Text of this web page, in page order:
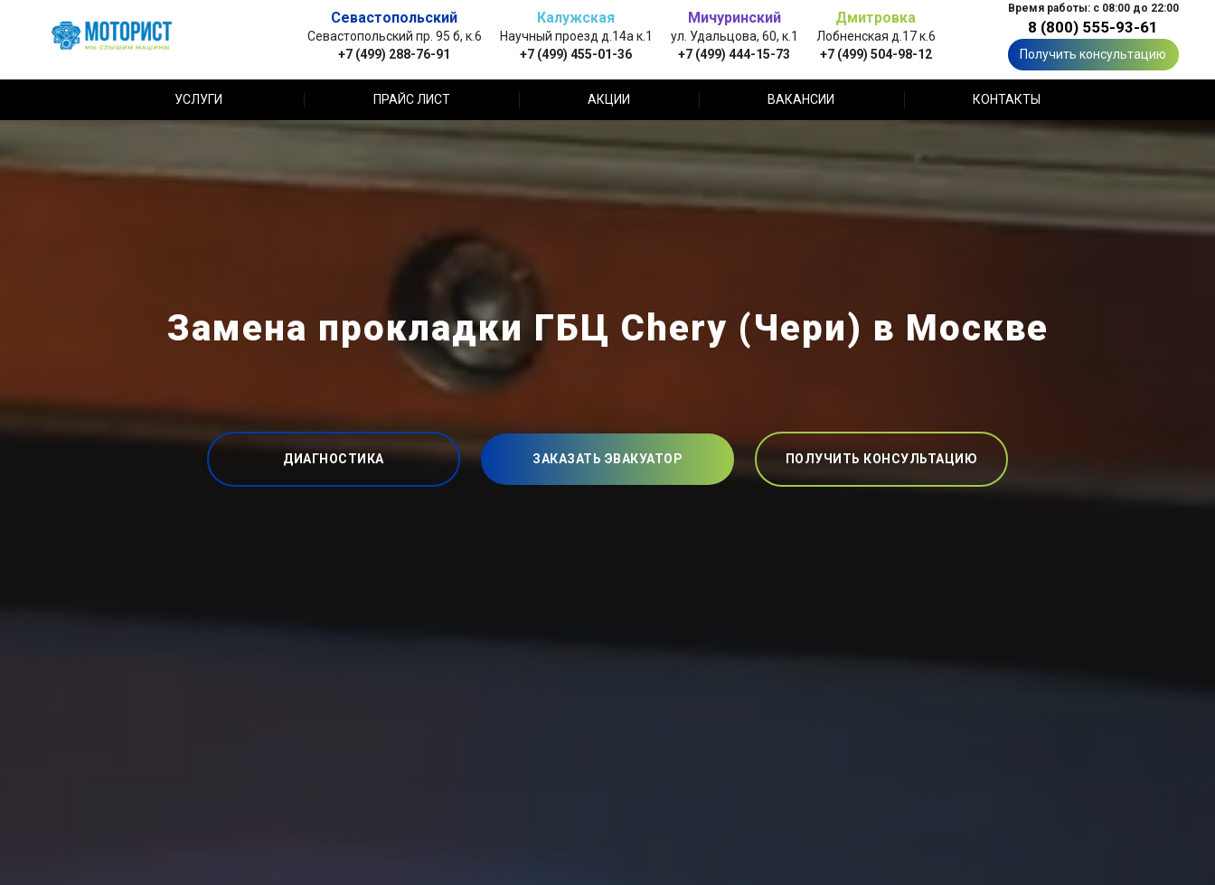
Севастопольский
Севастопольский пр. 95 б, к.6
+7 (499) 288-76-91
Калужская
Научный проезд д.14а к.1
+7 (499) 455-01-36
Мичуринский
ул. Удальцова, 60, к.1
+7 (499) 444-15-73
Дмитровка
Лобненская д.17 к.6
+7 (499) 504-98-12
Время работы: с 08:00 до 22:00
8 (800) 555-93-61
Получить консультацию
УСЛУГИ ПРАЙС ЛИСТ АКЦИИ ВАКАНСИИ КОНТАКТЫ
Замена прокладки ГБЦ Chery (Чери) в Москве
ДИАГНОСТИКА ЗАКАЗАТЬ ЭВАКУАТОР ПОЛУЧИТЬ КОНСУЛЬТАЦИЮ